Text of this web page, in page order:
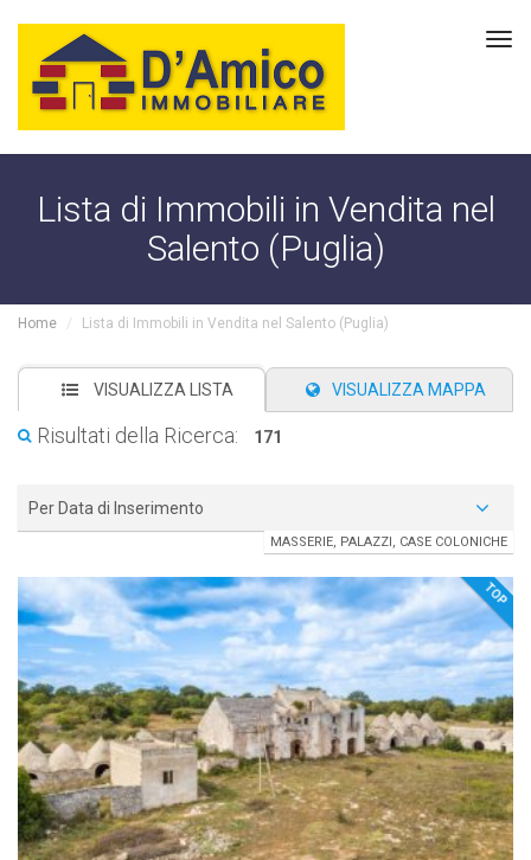
Lista di Immobili in Vendita nel
Salento (Puglia)
Home Lista di Immobili in Vendita nel Salento (Puglia)
VISUALIZZA LISTA VISUALIZZA MAPPA
Risultati della Ricerca: 171
Per Data di Inserimento
MASSERIE, PALAZZI, CASE COLONICHE
TOP